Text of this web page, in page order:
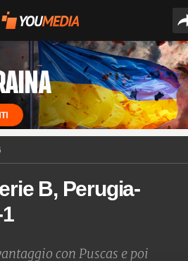
B, Perugia-
con Puscas e poi